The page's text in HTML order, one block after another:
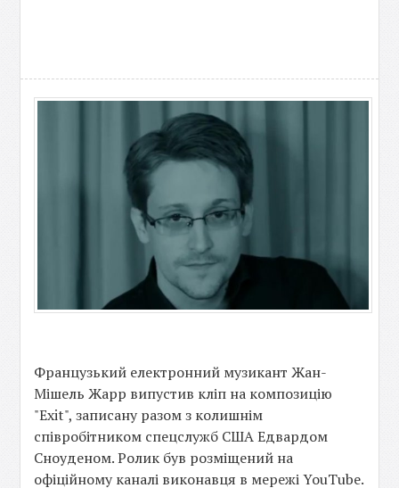
Французький електронний музикант Жан-
Мішель Жарр випустив кліп на композицію
"Exit", записану разом з колишнім
співробітником спецслужб США Едвардом
Сноуденом. Ролик був розміщений на
офіційному каналі виконавця в мережі YouTube.